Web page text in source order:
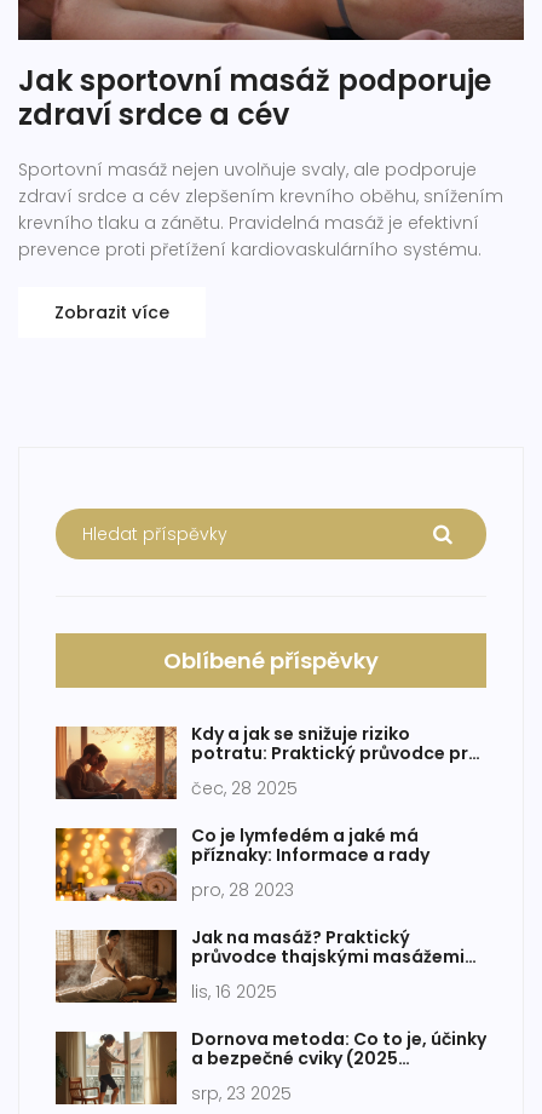
Jak sportovní masáž podporuje
zdraví srdce a cév
Sportovní masáž nejen uvolňuje svaly, ale podporuje
zdraví srdce a cév zlepšením krevního oběhu, snížením
krevního tlaku a zánětu. Pravidelná masáž je efektivní
prevence proti přetížení kardiovaskulárního systému.
Zobrazit více
Oblíbené příspěvky
Kdy a jak se snižuje riziko
potratu: Praktický průvodce pro
čec, 28 2025
Co je lymfedém a jaké má
příznaky: Informace a rady
pro, 28 2023
Jak na masáž? Praktický
průvodce thajskými masážemi
lis, 16 2025
Dornova metoda: Co to je, účinky
a bezpečné cviky (2025
srp, 23 2025